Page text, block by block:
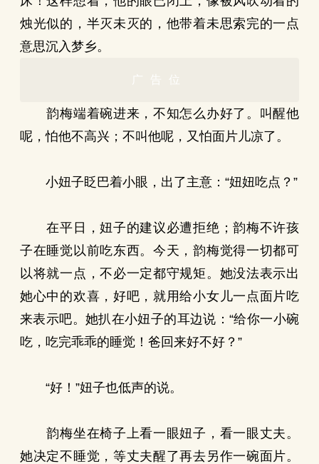
烛光似的，半灭未灭的，他带着未思索完的一点
意思沉入梦乡。
广告位
韵梅端着碗进来，不知怎么办好了。叫醒他
呢，怕他不高兴；不叫他呢，又怕面片儿凉了。
小妞子眨巴着小眼，出了主意：“妞妞吃点？”
在平日，妞子的建议必遭拒绝；韵梅不许孩
子在睡觉以前吃东西。今天，韵梅觉得一切都可
以将就一点，不必一定都守规矩。她没法表示出
她心中的欢喜，好吧，就用给小女儿一点面片吃
来表示吧。她扒在小妞子的耳边说：“给你一小碗
吃，吃完乖乖的睡觉！爸回来好不好？”
“好！”妞子也低声的说。
韵梅坐在椅子上看一眼妞子，看一眼丈夫。
她决定不睡觉，等丈夫醒了再去另作一碗面片。